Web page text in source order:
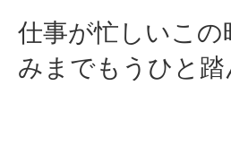
仕事が忙しいこの
みまでもうひと